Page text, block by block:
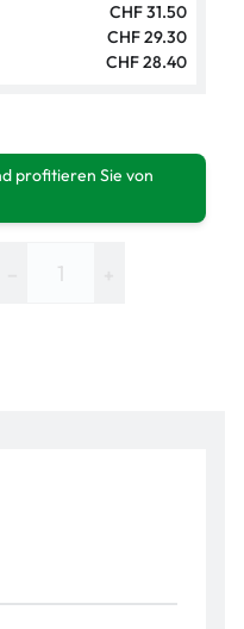
CHF 31.50
CHF 29.30
CHF 28.40
profitieren Sie von